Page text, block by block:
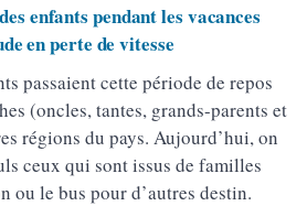
enfants pendant les vacances
en perte de vitesse
passaient cette période de repos
(oncles, tantes, grands-parents et
régions du pays. Aujourd’hui, on
ceux qui sont issus de familles
ou le bus pour d’autres destin.